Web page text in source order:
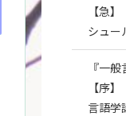
【急
シュー
『一
【序
言語学